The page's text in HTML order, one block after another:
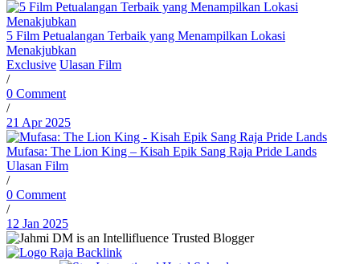
5 Film Petualangan Terbaik yang Menampilkan Lokasi
Menakjubkan
Exclusive Ulasan Film
/
0 Comment
/
21 Apr 2025
Mufasa: The Lion King – Kisah Epik Sang Raja Pride Lands
Ulasan Film
/
0 Comment
/
12 Jan 2025